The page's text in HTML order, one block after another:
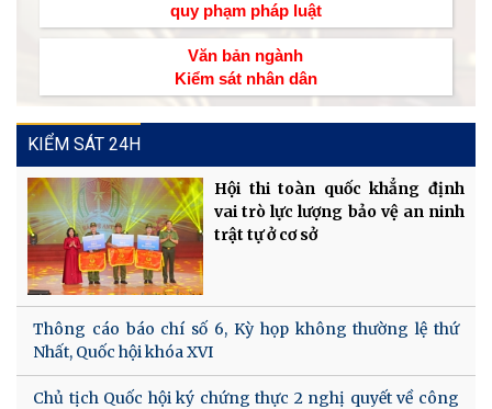
quy phạm pháp luật
Văn bản ngành
Kiểm sát nhân dân
KIỂM SÁT 24H
Hội thi toàn quốc khẳng định
vai trò lực lượng bảo vệ an ninh
trật tự ở cơ sở
Thông cáo báo chí số 6, Kỳ họp không thường lệ thứ
Nhất, Quốc hội khóa XVI
Chủ tịch Quốc hội ký chứng thực 2 nghị quyết về công